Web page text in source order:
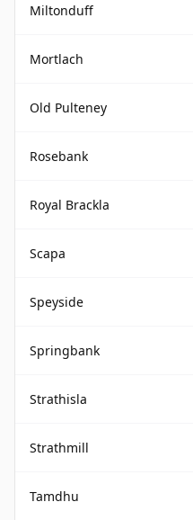
Miltonduff
Mortlach
Old Pulteney
Rosebank
Royal Brackla
Scapa
Speyside
Springbank
Strathisla
Strathmill
Tamdhu